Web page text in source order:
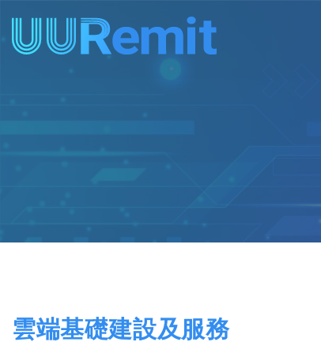
content
雲端基礎建設及服務